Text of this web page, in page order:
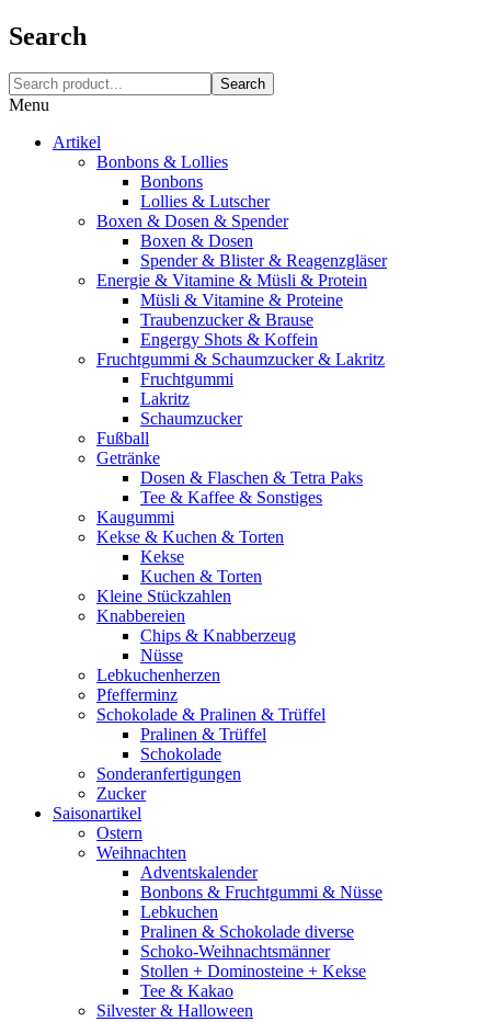
Search
Search
Menu
Artikel
Bonbons & Lollies
Bonbons
Lollies & Lutscher
Boxen & Dosen & Spender
Boxen & Dosen
Spender & Blister & Reagenzgläser
Energie & Vitamine & Müsli & Protein
Müsli & Vitamine & Proteine
Traubenzucker & Brause
Engergy Shots & Koffein
Fruchtgummi & Schaumzucker & Lakritz
Fruchtgummi
Lakritz
Schaumzucker
Fußball
Getränke
Dosen & Flaschen & Tetra Paks
Tee & Kaffee & Sonstiges
Kaugummi
Kekse & Kuchen & Torten
Kekse
Kuchen & Torten
Kleine Stückzahlen
Knabbereien
Chips & Knabberzeug
Nüsse
Lebkuchenherzen
Pfefferminz
Schokolade & Pralinen & Trüffel
Pralinen & Trüffel
Schokolade
Sonderanfertigungen
Zucker
Saisonartikel
Ostern
Weihnachten
Adventskalender
Bonbons & Fruchtgummi & Nüsse
Lebkuchen
Pralinen & Schokolade diverse
Schoko-Weihnachtsmänner
Stollen + Dominosteine + Kekse
Tee & Kakao
Silvester & Halloween